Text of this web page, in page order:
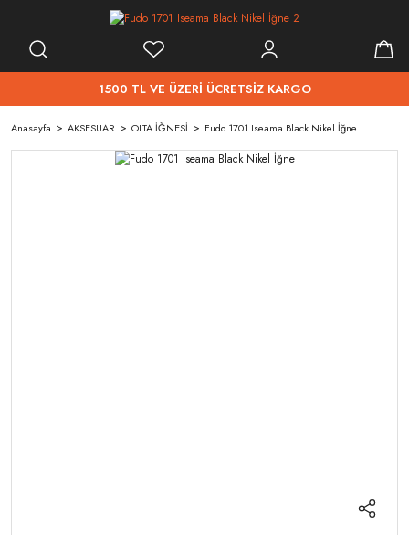
1500 TL VE ÜZERİ ÜCRETSİZ KARGO
Anasayfa AKSESUAR OLTA İĞNESİ Fudo 1701 Iseama Black Nikel İğne